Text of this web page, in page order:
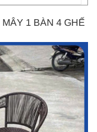
1 BÀN 4 GHẾ